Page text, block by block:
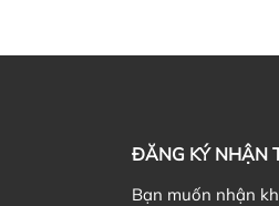
ĐĂNG KÝ NHẬN
Bạn muốn nhận